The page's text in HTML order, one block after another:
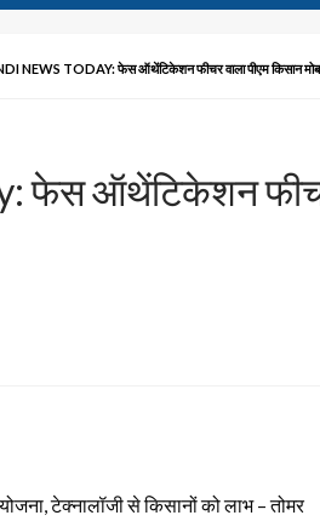
NEWS TODAY: फेस ऑथेंटिकेशन फीचर वाला पीएम किसान
फेस ऑथेंटिकेशन फीचर
टेक्नालॉजी से किसानों को लाभ – तोमर